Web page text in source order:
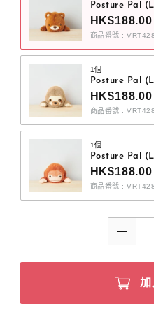
Posture Pal
HK$188.00
商品番號 :
1個
Posture Pal
HK$188.00
商品番號 :
1個
Posture Pal
HK$188.00
商品番號 :
加